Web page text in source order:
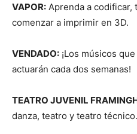
VAPOR: Aprenda a codificar,
comenzar a imprimir en 3D.
VENDADO: ¡Los músicos
actuarán cada dos semanas!
TEATRO JUVENIL
danza, teatro y teatro técnico.